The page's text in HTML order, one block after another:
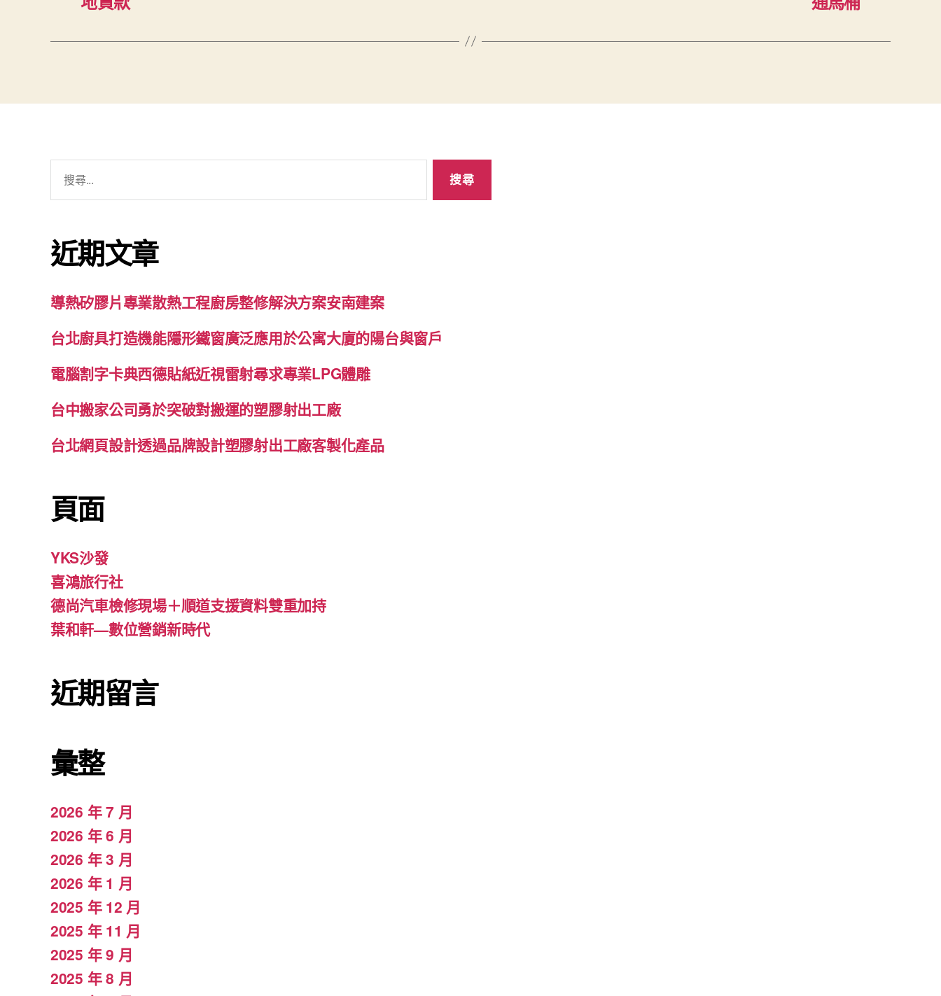
字:
近期文章
導熱矽膠片專業散熱工程廚房整修解決方案安南建案
台北廚具打造機能隱形鐵窗廣泛應用於公寓大廈的陽台與窗戶
電腦割字卡典西德貼紙近視雷射尋求專業LPG體雕
台中搬家公司勇於突破對搬運的塑膠射出工廠
台北網頁設計透過品牌設計塑膠射出工廠客製化產品
頁面
YKS沙發
喜鴻旅行社
德尚汽車檢修現場＋順道支援資料雙重加持
葉和軒—數位營銷新時代
近期留言
彙整
2026 年 7 月
2026 年 6 月
2026 年 3 月
2026 年 1 月
2025 年 12 月
2025 年 11 月
2025 年 9 月
2025 年 8 月